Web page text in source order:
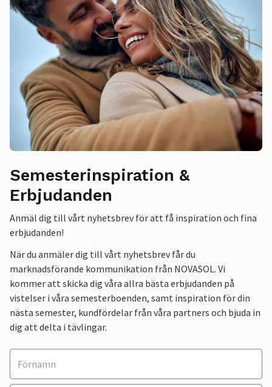
Semesterinspiration &
Erbjudanden
Anmäl dig till vårt nyhetsbrev för att få inspiration och fina
erbjudanden!
När du anmäler dig till vårt nyhetsbrev får du
marknadsförande kommunikation från NOVASOL. Vi
kommer att skicka dig våra allra bästa erbjudanden på
vistelser i våra semesterboenden, samt inspiration för din
nästa semester, kundfördelar från våra partners och bjuda in
dig att delta i tävlingar.